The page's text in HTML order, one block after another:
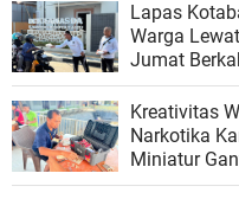
Lapas
Warga
Jumat
Kreativitas
Narkotika
Miniatur
Bambu